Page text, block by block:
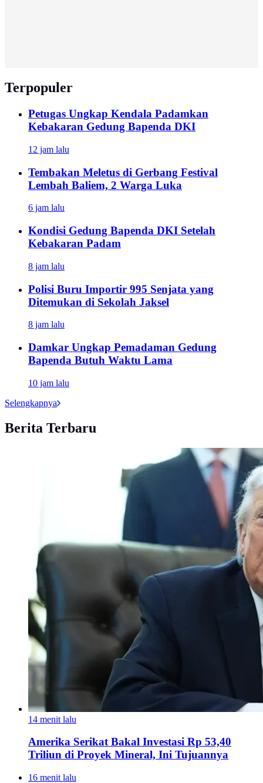
Terpopuler
Petugas Ungkap Kendala Padamkan
Kebakaran Gedung Bapenda DKI
12 jam lalu
Tembakan Meletus di Gerbang Festival
Lembah Baliem, 2 Warga Luka
6 jam lalu
Kondisi Gedung Bapenda DKI Setelah
Kebakaran Padam
8 jam lalu
Polisi Buru Importir 995 Senjata yang
Ditemukan di Sekolah Jaksel
8 jam lalu
Damkar Ungkap Pemadaman Gedung
Bapenda Butuh Waktu Lama
10 jam lalu
Selengkapnya
Berita Terbaru
14 menit lalu
Amerika Serikat Bakal Investasi Rp 53,40
Triliun di Proyek Mineral, Ini Tujuannya
16 menit lalu